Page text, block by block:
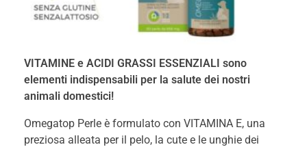
VITAMINE e ACIDI GRASSI ESSENZIALI sono
elementi indispensabili per la salute dei nostri
animali domestici!
Omegatop Perle è formulato con VITAMINA E, una
preziosa alleata per il pelo, la cute e le unghie dei